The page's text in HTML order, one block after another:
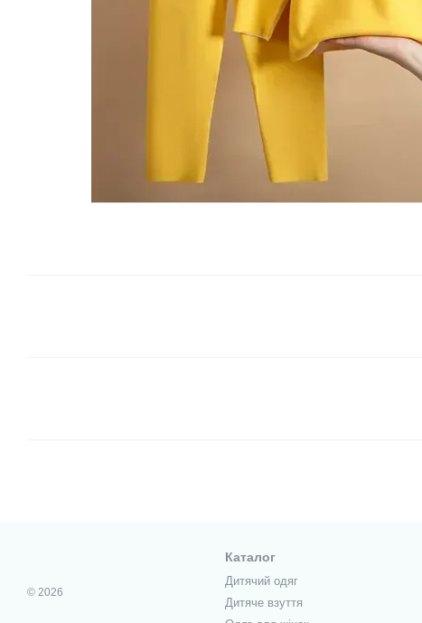
© 2026
Каталог
Дитячий одяг
Дитяче взуття